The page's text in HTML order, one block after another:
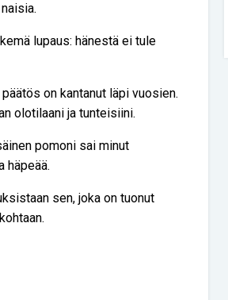
lupaus: hänestä ei tule
on kantanut läpi vuosien.
olotilaani ja tunteisiini.
pomoni sai minut
häpeää.
sen, joka on tuonut